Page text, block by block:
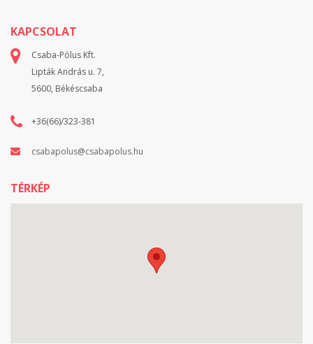
KAPCSOLAT
Csaba-Pólus Kft.
Lipták András u. 7,
5600, Békéscsaba
+36(66)/323-381
csabapolus@csabapolus.hu
TÉRKÉP